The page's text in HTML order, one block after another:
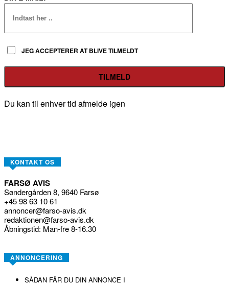
JEG ACCEPTERER AT BLIVE TILMELDT
Du kan til enhver tid afmelde igen
KONTAKT OS
FARSØ AVIS
Søndergården 8, 9640 Farsø
+45 98 63 10 61
annoncer@farso-avis.dk
redaktionen@farso-avis.dk
Åbningstid: Man-fre 8-16.30
ANNONCERING
SÅDAN FÅR DU DIN ANNONCE I